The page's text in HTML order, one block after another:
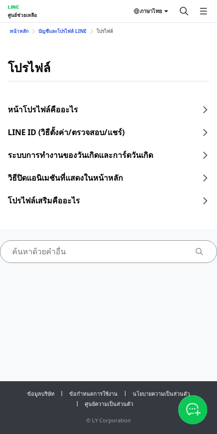
LINE
ศูนย์ช่วยเหลือ
ภาษาไทย
หน้าหลัก บัญชีและโปรไฟล์ LINE โปรไฟล์
โปรไฟล์
หน้าโปรไฟล์คืออะไร
LINE ID (วิธีตั้งค่า/ตรวจสอบ/แชร์)
ระบบการทำงานของวันเกิดและการ์ดวันเกิด
วิธีปิดแอนิเมชันที่แสดงในหน้าหลัก
โปรไฟล์เสริมคืออะไร
ข้อมูลบริษัท ข้อกำหนดการใช้งาน
นโยบายความเป็นส่วนตัว
ศูนย์ความเป็นส่วนตัว
© LY Corporation